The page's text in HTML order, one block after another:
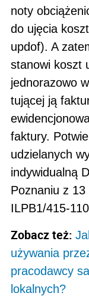
noty
do ujęcia
updof). A
stanowi koszt
jednorazowo
tującej ją
faktury.
udzielanych
indywidualną
Poznaniu z
ILPB1/415-
Zobacz też:
używania
pracodawcy
lokalnych?